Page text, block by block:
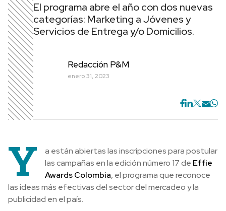
El programa abre el año con dos nuevas
categorías: Marketing a Jóvenes y
Servicios de Entrega y/o Domicilios.
Redacción P&M
enero 31, 2023
Y
a están abiertas las inscripciones para postular
las campañas en la edición número 17 de Effie
Awards Colombia, el programa que reconoce
las ideas más efectivas del sector del mercadeo y la
publicidad en el país.